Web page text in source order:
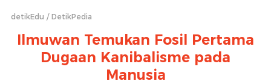
detikEdu DetikPedia
Ilmuwan Temukan Fosil Pertama
Dugaan Kanibalisme pada
Manusia